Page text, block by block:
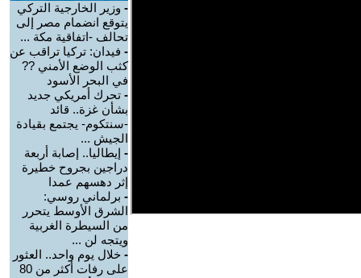
- وزير الخارجية التركي
يتوقع انضمام مصر إلى
تحالف -اتفاقية مكة ...
- فيدان: تركيا تراقب عن
كثب الوضع الأمني ??
في البحر الأسود
- تحرك أمريكي جديد
بشأن غزة.. قائد
-سنتكوم- يجتمع بقيادة
الجيش ...
- إيطاليا.. إصابة أربعة
دراجين بجروح خطيرة
إثر دهسهم عمدا
- برلماني روسي:
الشرق الأوسط يتحرر
من السيطرة الغربية
ويتجه لن ...
- خلال يوم واحد.. العثور
على رفات أكثر من 80